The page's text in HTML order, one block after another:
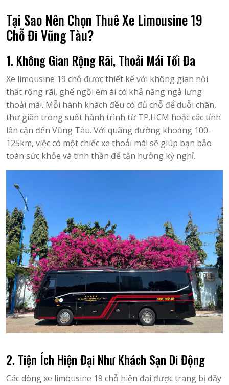
Tại Sao Nên Chọn Thuê Xe Limousine 19
Chỗ Đi Vũng Tàu?
1. Không Gian Rộng Rãi, Thoải Mái Tối Đa
Xe limousine 19 chỗ được thiết kế với không gian nội
thất rộng rãi, ghế ngồi êm ái có khả năng ngả lưng
thoải mái. Mỗi hành khách đều có đủ chỗ để duỗi chân,
thư giãn trong suốt hành trình từ TP.HCM hoặc các tỉnh
lân cận đến Vũng Tàu. Với quãng đường khoảng 100-
125km, việc có một chiếc xe thoải mái sẽ giúp bạn bảo
toàn sức khỏe và tinh thần để tận hưởng kỳ nghỉ.
2. Tiện Ích Hiện Đại Như Khách Sạn Di Động
Các dòng xe limousine 19 chỗ hiện đại được trang bị đầy